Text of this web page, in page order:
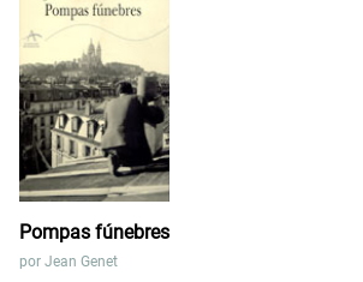
Pompas fúnebres
por Jean Genet